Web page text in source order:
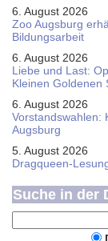
6. August 2026
Zoo Augsburg
Bildungsarbeit
6. August 2026
Liebe und Last:
Kleinen Goldenen
6. August 2026
Vorstandswahlen:
Augsburg
5. August 2026
Dragqueen-
Suche in der